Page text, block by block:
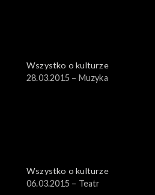
Wszystko o kulturze
28.03.2015 – Muzyka
Wszystko o kulturze
06.03.2015 – Teatr